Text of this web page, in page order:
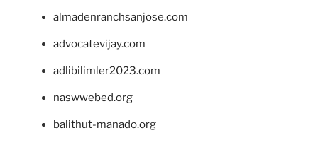
almadenranchsanjose.com
advocatevijay.com
adlibilimler2023.com
naswwebed.org
balithut-manado.org